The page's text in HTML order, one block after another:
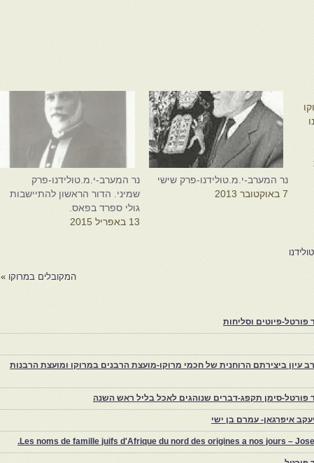
נר המערב-י.מ.טולידנו-פרק שישי
7 באוקטובר 2013
נר המערב-י.מ.טולידנו-פרק
שמיני. הדור הראשון להתיישבות
גולי ספרד בפאס.
13 באפריל 2015
המקובלים במרוקו »
פיוטים וסליחות
ביצירתם הרוחנית של חכמי מרוקו-מועצת הרבנים במרוקו ומועצת הרבנות
פורטל-סימן תקפג-דברים שנוהגים לאכל בליל ראש השנה
איפרגאן- עמרם בן ישי
Les noms de famille juifs d'Afrique du nord des origines a nos jours –